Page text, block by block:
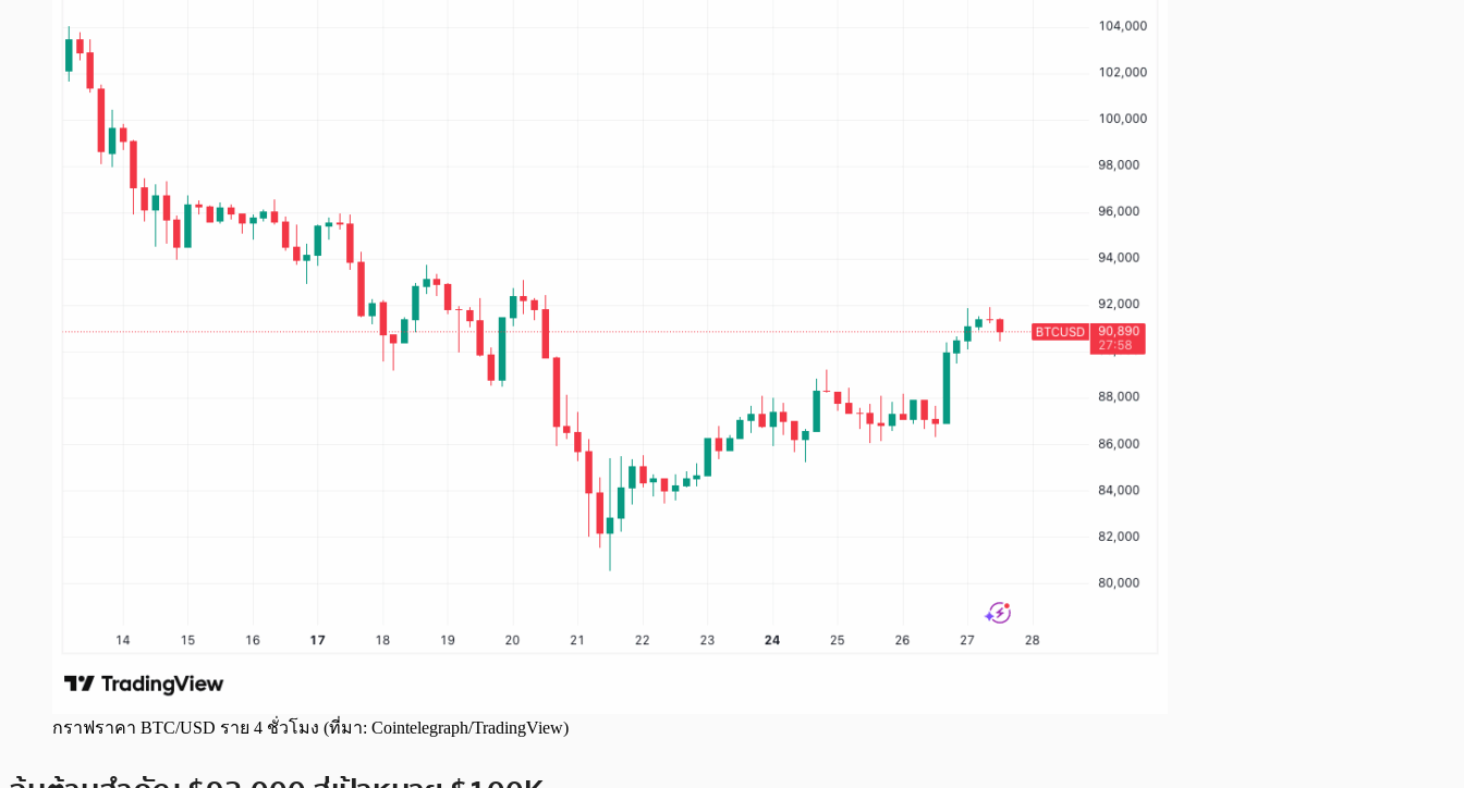
กราฟราคา BTC/USD ราย 4 ชั่วโมง (ที่มา: Cointelegraph/TradingView)